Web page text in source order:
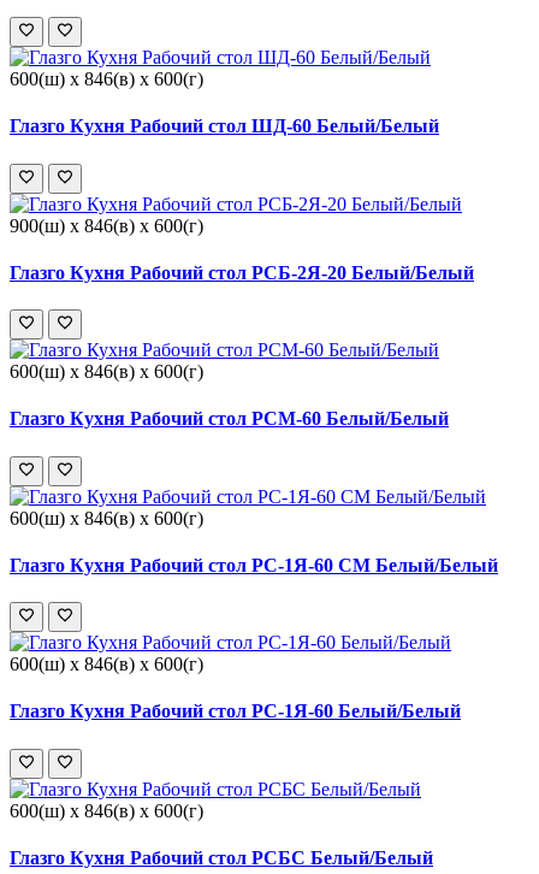
600(ш) x 846(в) x 600(г)
Глазго Кухня Рабочий стол ШД-60 Белый/Белый
900(ш) x 846(в) x 600(г)
Глазго Кухня Рабочий стол РСБ-2Я-20 Белый/Белый
600(ш) x 846(в) x 600(г)
Глазго Кухня Рабочий стол РСМ-60 Белый/Белый
600(ш) x 846(в) x 600(г)
Глазго Кухня Рабочий стол РС-1Я-60 СМ Белый/Белый
600(ш) x 846(в) x 600(г)
Глазго Кухня Рабочий стол РС-1Я-60 Белый/Белый
600(ш) x 846(в) x 600(г)
Глазго Кухня Рабочий стол РСБС Белый/Белый